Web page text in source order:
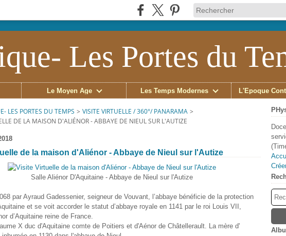
Les Portes du
Le Moyen Âge Les Temps Modernes L'Époque
LES PORTES DU TEMPS > VISITE VIRTUELLE / 360°/ PANARAMA >
DE LA MAISON D'ALIÉNOR - ABBAYE DE NIEUL SUR L'AUTIZE
de la maison d'Aliénor - Abbaye de Nieul sur l'Autize
Salle Aliénor D'Aquitaine - Abbaye de Nieul sur l'Autize
par Ayraud Gadessenier, seigneur de Vouvant, l’abbaye bénéficie de la protection
et se voit accorder le statut d’abbaye royale en 1141 par le roi Louis VII,
d’Aquitaine reine de France.
X duc d'Aquitaine comte de Poitiers et d'Aénor de Châtellerault. La mère d'